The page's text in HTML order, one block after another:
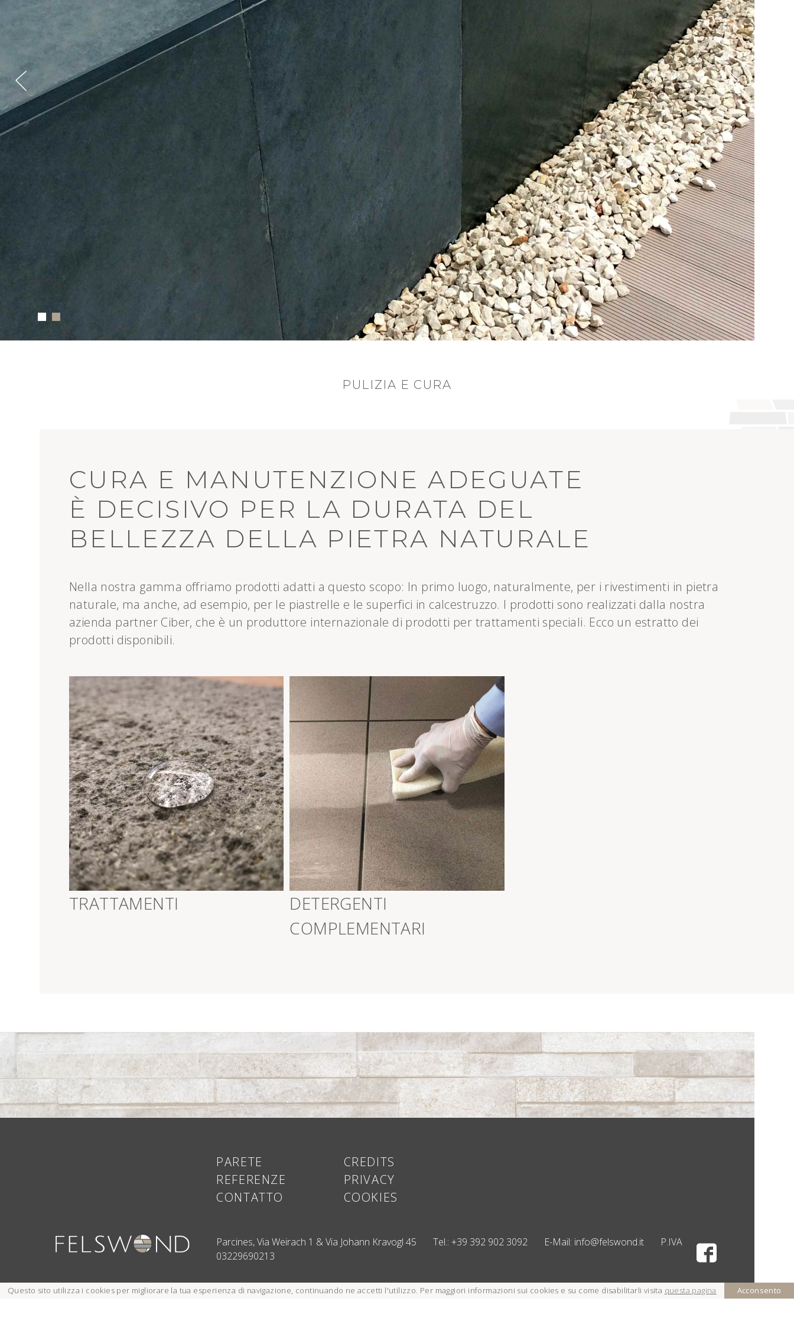
Questo sito utilizza i cookies per migliorare la tua esperienza di navigazione, continuando ne accetti l'utilizzo. Per maggiori informazioni sui cookies e su come disabilitarli visita questa pagina Acconsento
PULIZIA E CURA
CURA E MANUTENZIONE ADEGUATE
È DECISIVO PER LA DURATA DEL
BELLEZZA DELLA PIETRA NATURALE
Nella nostra gamma offriamo prodotti adatti a questo scopo: In primo luogo, naturalmente, per i rivestimenti in pietra
naturale, ma anche, ad esempio, per le piastrelle e le superfici in calcestruzzo. I prodotti sono realizzati dalla nostra
azienda partner Ciber, che è un produttore internazionale di prodotti per trattamenti speciali. Ecco un estratto dei
prodotti disponibili.
>
TRATTAMENTI >
DETERGENTI
COMPLEMENTARI
PARETE
REFERENZE
CONTATTO
CREDITS
PRIVACY
COOKIES
Parcines, Via Weirach 1 & Via Johann Kravogl 45 Tel.:+39 392 902 3092 E-Mail: info@felswond.it
P.IVA
03229690213